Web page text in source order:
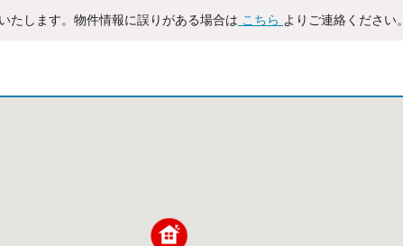
たします。物件情報に誤りがある場合は こちら よりご連絡ください。